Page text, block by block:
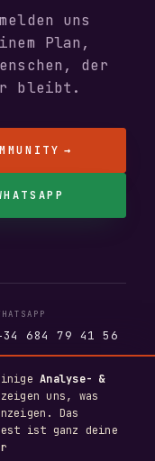
uns
Plan,
der
bleibt.
→
684 79 41 56
· ES · DE
Analyse- &
uns, was
Das
ist ganz deine